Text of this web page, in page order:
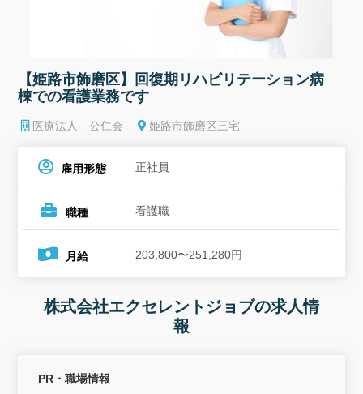
【姫路市飾磨区】回復期リハビリテーション病
棟での看護業務です
医療法人 公仁会 姫路市飾磨区三宅
雇用形態 正社員
職種 看護職
月給 203,800〜251,280円
株式会社エクセレントジョブの求人情
報
PR・職場情報